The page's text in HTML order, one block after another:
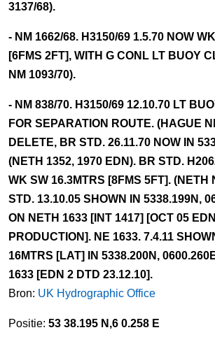
3137/68).
- NM 1662/68. H3150/69 1.5.70 NOW
[6FMS 2FT], WITH G CONL LT BUOY
NM 1093/70).
- NM 838/70. H3150/69 12.10.70 LT
FOR SEPARATION ROUTE. (HAGUE
DELETE, BR STD. 26.11.70 NOW IN
(NETH 1352, 1970 EDN). BR STD.
WK SW 16.3MTRS [8FMS 5FT]. (NETH
STD. 13.10.05 SHOWN IN 5338.199N,
ON NETH 1633 [INT 1417] [OCT 05
PRODUCTION]. NE 1633. 7.4.11
16MTRS [LAT] IN 5338.200N,
1633 [EDN 2 DTD 23.12.10].
Bron: UK Hydrographic Office
Positie: 53 38.195 N,6 0.258 E